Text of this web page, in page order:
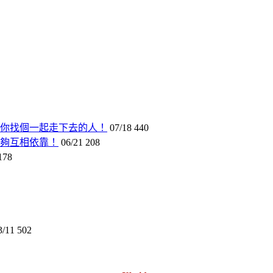
找個一起走下去的人！ 07/18 440
互相依靠！
06/21 208
11 502